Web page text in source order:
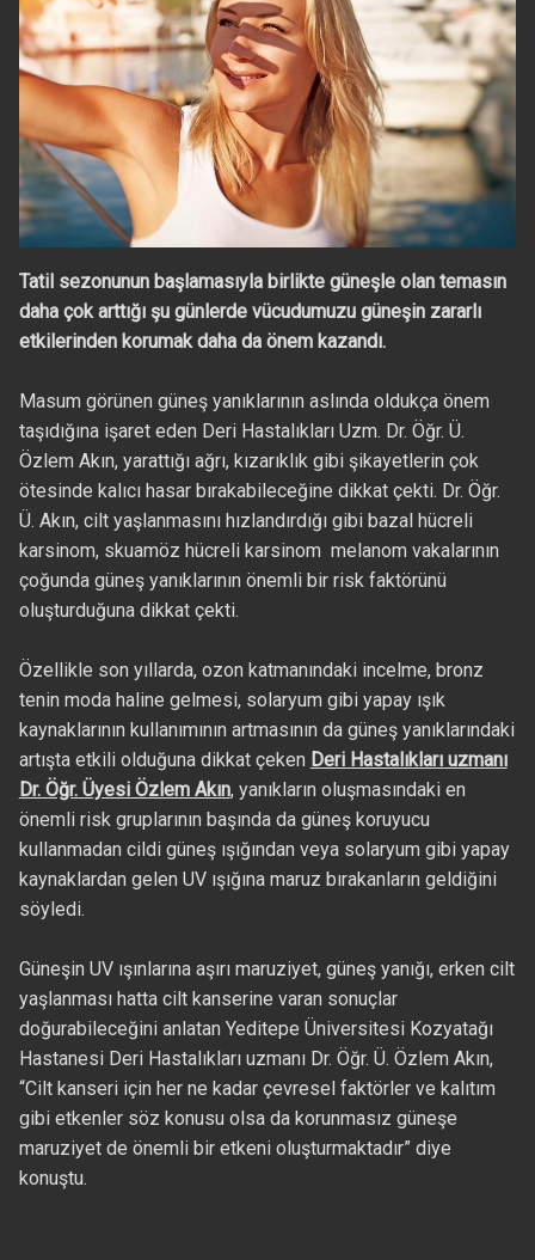
Tatil sezonunun başlamasıyla birlikte güneşle olan temasın
daha çok arttığı şu günlerde vücudumuzu güneşin zararlı
etkilerinden korumak daha da önem kazandı.
Masum görünen güneş yanıklarının aslında oldukça önem
taşıdığına işaret eden Deri Hastalıkları Uzm. Dr. Öğr. Ü.
Özlem Akın, yarattığı ağrı, kızarıklık gibi şikayetlerin çok
ötesinde kalıcı hasar bırakabileceğine dikkat çekti. Dr. Öğr.
Ü. Akın, cilt yaşlanmasını hızlandırdığı gibi bazal hücreli
karsinom, skuamöz hücreli karsinom melanom vakalarının
çoğunda güneş yanıklarının önemli bir risk faktörünü
oluşturduğuna dikkat çekti.
Özellikle son yıllarda, ozon katmanındaki incelme, bronz
tenin moda haline gelmesi, solaryum gibi yapay ışık
kaynaklarının kullanımının artmasının da güneş yanıklarındaki
artışta etkili olduğuna dikkat çeken Deri Hastalıkları uzmanı
Dr. Öğr. Üyesi Özlem Akın, yanıkların oluşmasındaki en
önemli risk gruplarının başında da güneş koruyucu
kullanmadan cildi güneş ışığından veya solaryum gibi yapay
kaynaklardan gelen UV ışığına maruz bırakanların geldiğini
söyledi.
Güneşin UV ışınlarına aşırı maruziyet, güneş yanığı, erken cilt
yaşlanması hatta cilt kanserine varan sonuçlar
doğurabileceğini anlatan Yeditepe Üniversitesi Kozyatağı
Hastanesi Deri Hastalıkları uzmanı Dr. Öğr. Ü. Özlem Akın,
“Cilt kanseri için her ne kadar çevresel faktörler ve kalıtım
gibi etkenler söz konusu olsa da korunmasız güneşe
maruziyet de önemli bir etkeni oluşturmaktadır” diye
konuştu.